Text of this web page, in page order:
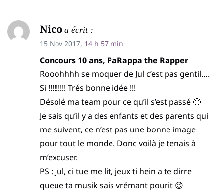
Nico a écrit :
15 Nov 2017, 14 h 57 min
Concours 10 ans, PaRappa the Rapper
Rooohhhh se moquer de Jul c’est pas gentil….
Si !!!!!!!!! Trés bonne idée !!!
Désolé ma team pour ce qu’il s’est passé 🙁
Je sais qu’il y a des enfants et des parents qui
me suivent, ce n’est pas une bonne image
pour tout le monde. Donc voilà je tenais à
m’excuser.
PS : Jul, ci tue me lit, jeux ti hein a te dirre
queue ta musik sais vrémant pourit 😉